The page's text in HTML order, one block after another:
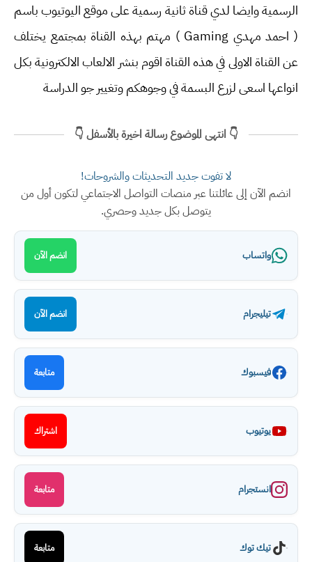
الرسمية وايضا لدي قناة ثانية رسمية على موقع اليوتيوب باسم
( احمد مهدي Gaming ) مهتم بهذه القناة بمجتمع يختلف
عن القناة الاولى في هذه القناة اقوم بنشر الالعاب الالكترونية بكل
انواعها اسعى لزرع البسمة في وجوهكم وتغيير جو الدراسة
👇 انتهى الموضوع رسالة اخيرة بالأسفل 👇
لا تفوت جديد التحديثات والشروحات!
انضم الآن إلى عائلتنا عبر منصات التواصل الاجتماعي لتكون أول من
يتوصل بكل جديد وحصري.
واتساب انضم الآن
تيليجرام انضم الآن
فيسبوك متابعة
يوتيوب اشتراك
انستجرام متابعة
تيك توك متابعة